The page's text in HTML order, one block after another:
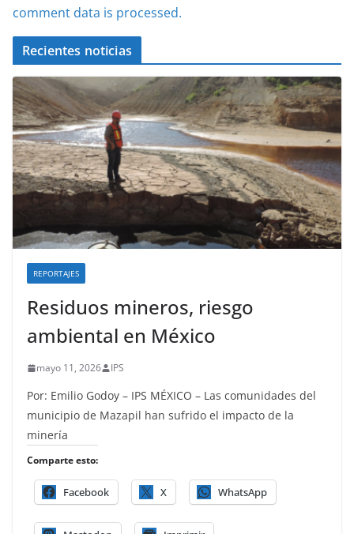
comment data is processed.
Recientes noticias
REPORTAJES
Residuos mineros, riesgo
ambiental en México
mayo 11, 2026 IPS
Por: Emilio Godoy – IPS MÉXICO – Las comunidades del
municipio de Mazapil han sufrido el impacto de la
minería
Comparte esto:
Facebook X WhatsApp